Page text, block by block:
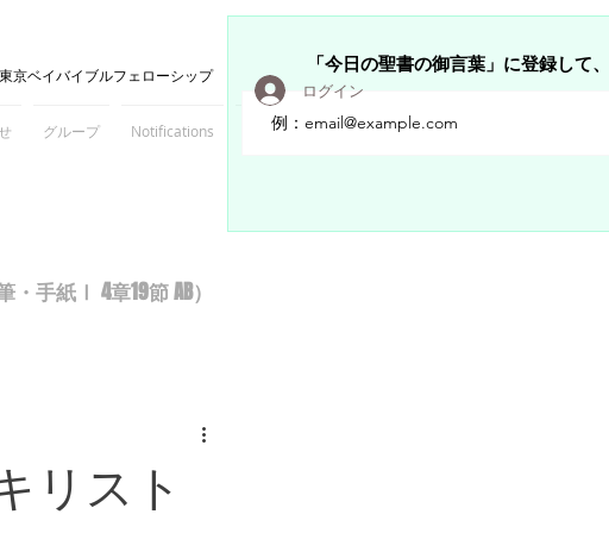
東京ベイバイブルフェローシップ
グループ Notifications Members
「今日の聖書の御言葉」に登録して
ログイン
手紙Ⅰ 4章19節 AB）
リスト